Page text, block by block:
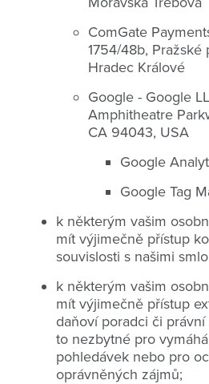
ComGate
1754/48b,
Hradec Králové
Google - Google
Amphitheatre
CA 94043, USA
Google
Google Tag
k některým vašim
mít výjimečně přístup
souvislosti s našimi
k některým vašim
mít výjimečně přístup
daňoví poradci či
to nezbytné pro
pohledávek nebo pro
oprávněných zájmů;